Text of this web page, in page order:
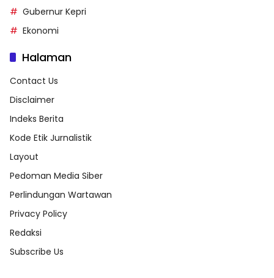
Gubernur Kepri
Ekonomi
Halaman
Contact Us
Disclaimer
Indeks Berita
Kode Etik Jurnalistik
Layout
Pedoman Media Siber
Perlindungan Wartawan
Privacy Policy
Redaksi
Subscribe Us